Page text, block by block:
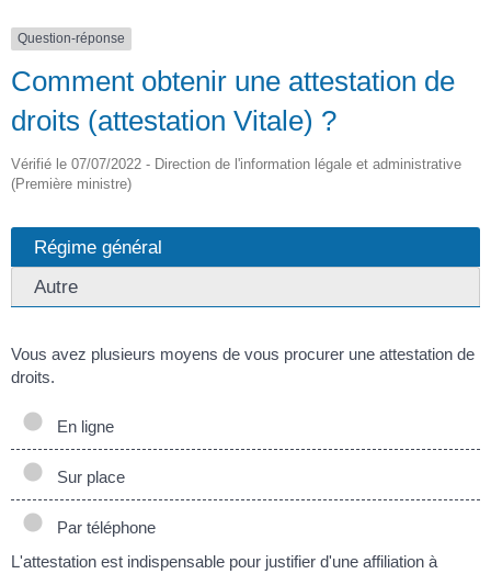
Question-réponse
Comment obtenir une attestation de
droits (attestation Vitale) ?
Vérifié le 07/07/2022 - Direction de l'information légale et administrative
(Première ministre)
Régime général
Autre
Vous avez plusieurs moyens de vous procurer une attestation de
droits.
En ligne
Sur place
Par téléphone
L'attestation est indispensable pour justifier d'une affiliation à